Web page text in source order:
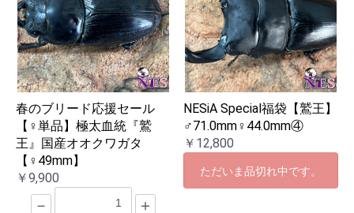
春のブリード応援セール
【♀単品】極太血統『鷲
王』国産オオクワガタ
【♀49mm】
￥9,900
－ ＋
NESiA Special福袋【鷲王】
♂71.0mm♀44.0mm④
￥12,800
ただいま品切れ中です。